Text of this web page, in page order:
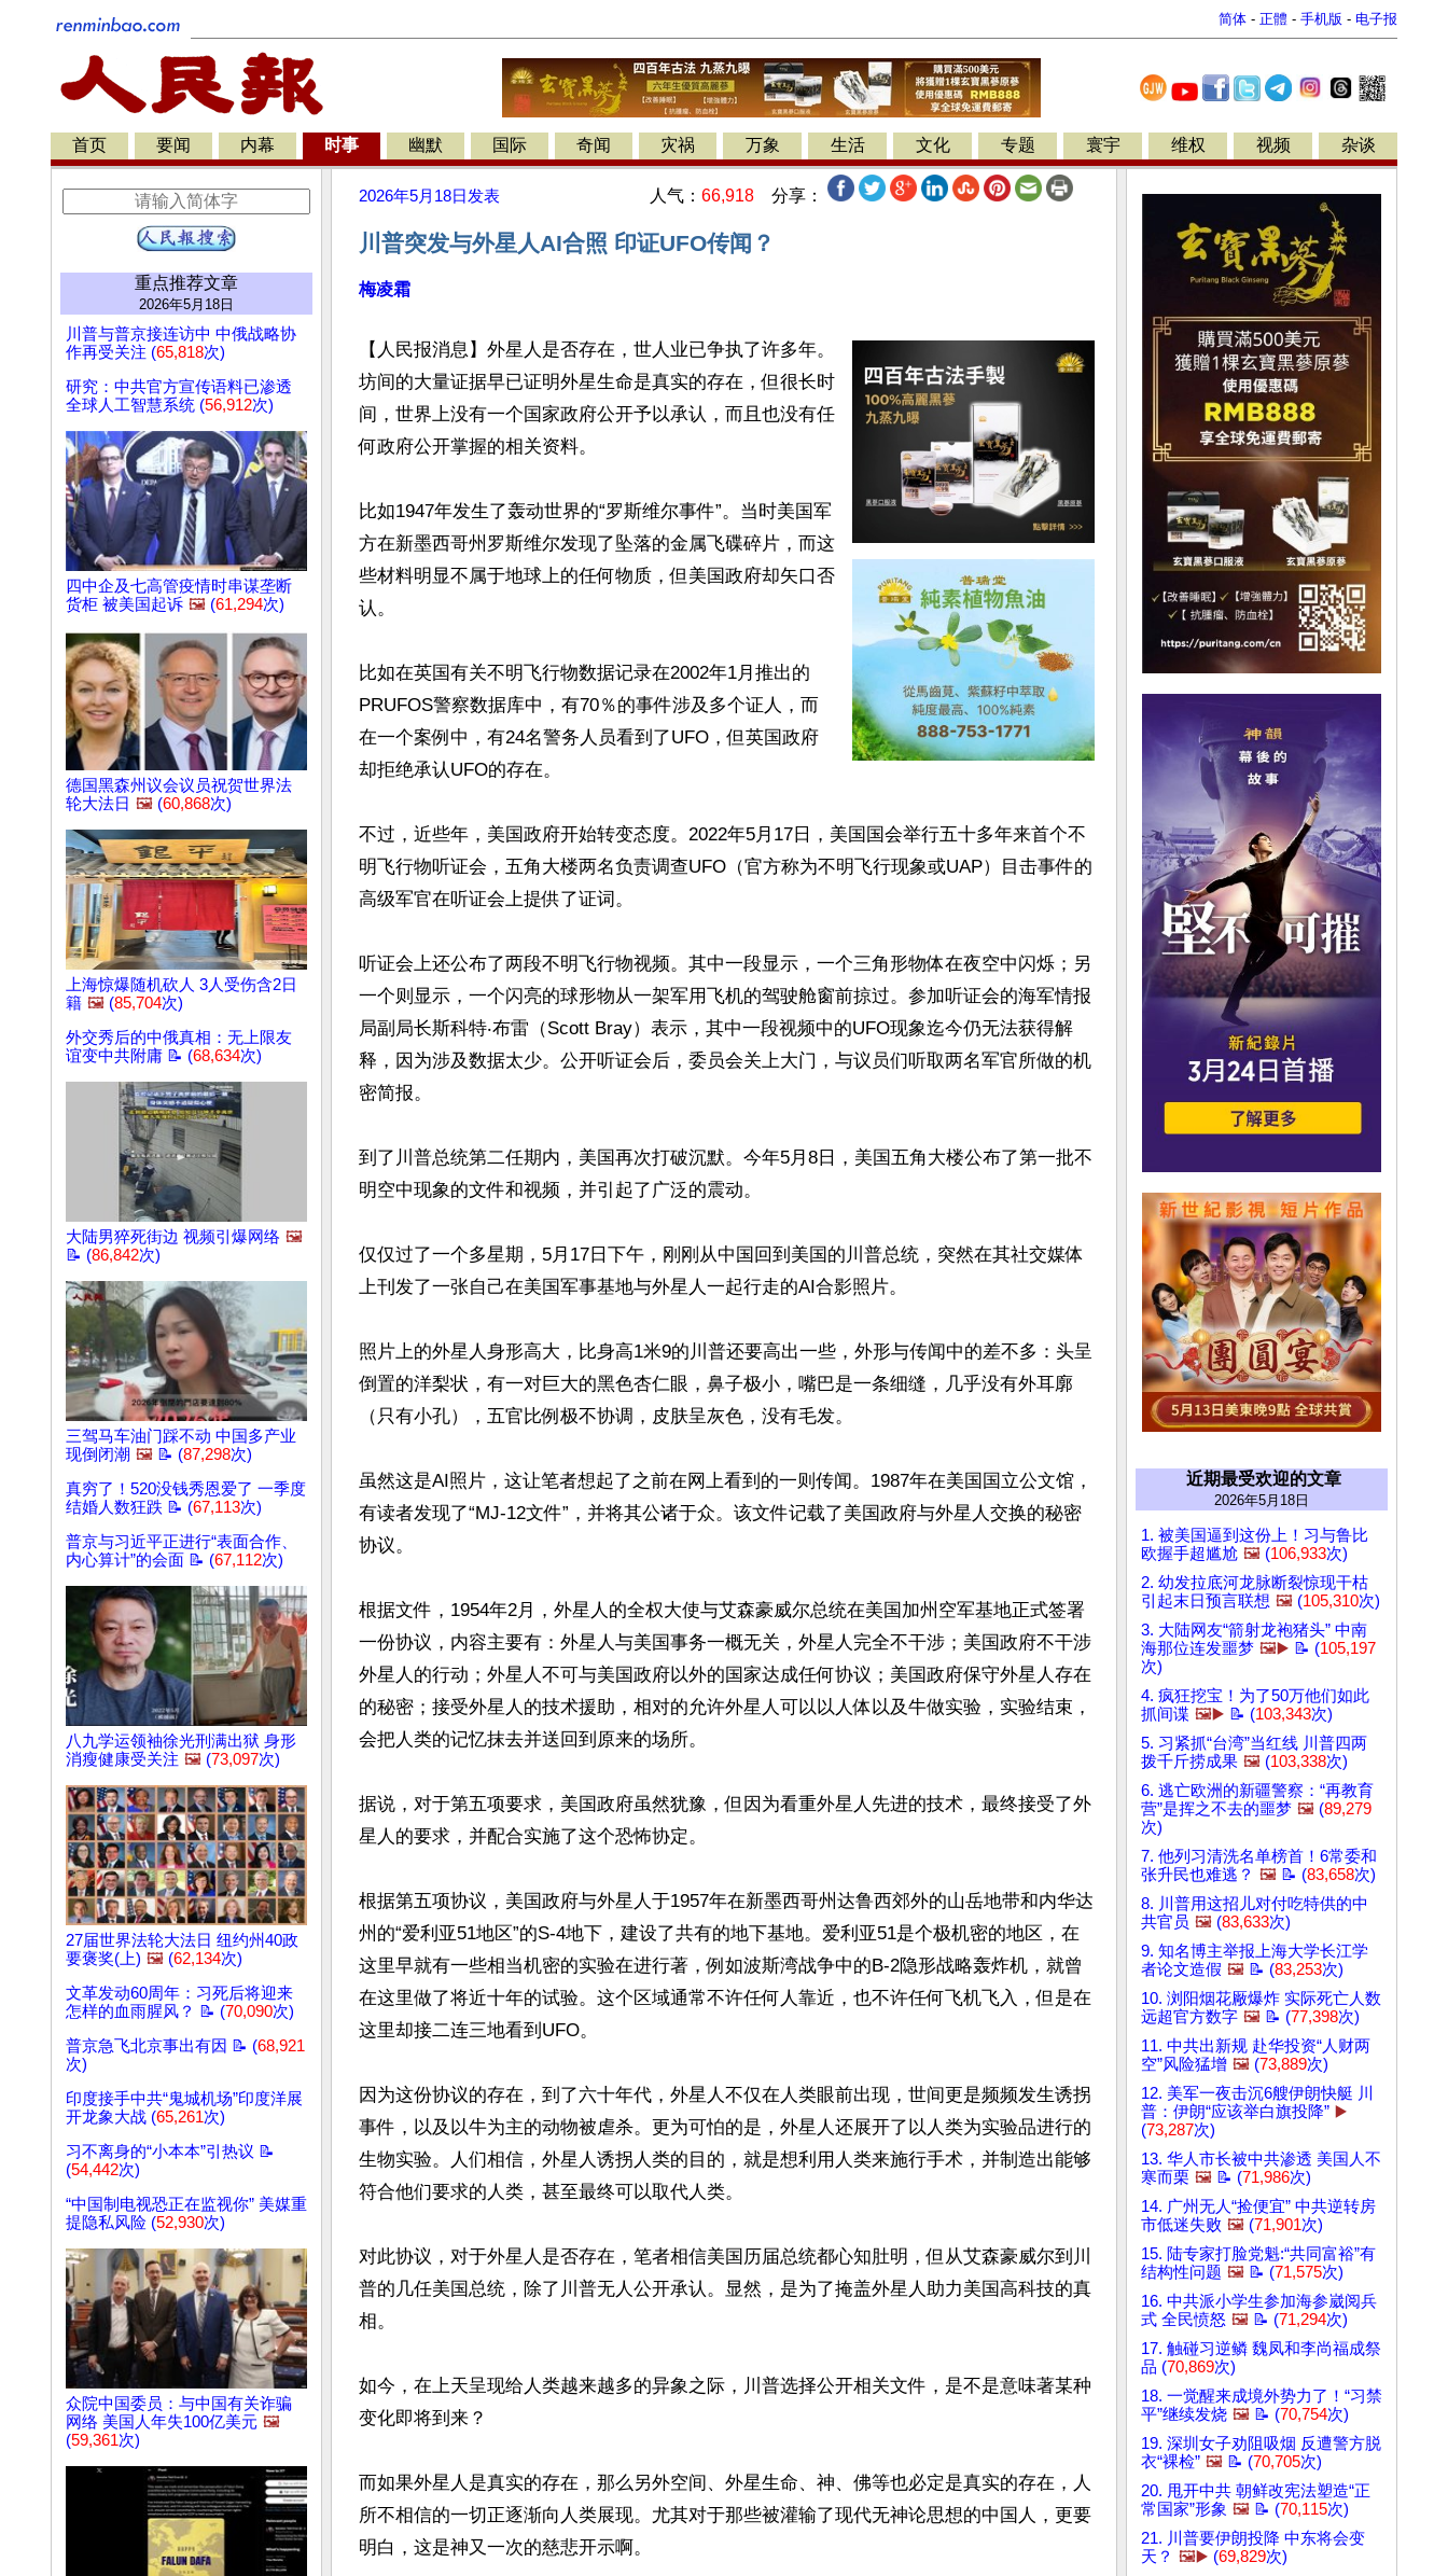
简体 - 正體 - 手机版 - 电子报
首页 要闻 内幕 时事 幽默 国际 奇闻 灾祸 万象 生活 文化 专题 寰宇 维权 视频 杂谈
重点推荐文章
2026年5月18日
川普与普京接连访中 中俄战略协
作再受关注 (65,818次)
研究：中共官方宣传语料已渗透
全球人工智慧系统 (56,912次)
四中企及七高管疫情时串谋垄断
货柜 被美国起诉 🖼️ (61,294次)
德国黑森州议会议员祝贺世界法
轮大法日 🖼️ (60,868次)
上海惊爆随机砍人 3人受伤含2日
籍 🖼️ (85,704次)
外交秀后的中俄真相：无上限友
谊变中共附庸 📝 (68,634次)
大陆男猝死街边 视频引爆网络 🖼️
📝 (86,842次)
三驾马车油门踩不动 中国多产业
现倒闭潮 🖼️ 📝 (87,298次)
真穷了！520没钱秀恩爱了 一季度
结婚人数狂跌 📝 (67,113次)
普京与习近平正进行“表面合作、
内心算计”的会面 📝 (67,112次)
八九学运领袖徐光刑满出狱 身形
消瘦健康受关注 🖼️ (73,097次)
27届世界法轮大法日 纽约州40政
要褒奖(上) 🖼️ (62,134次)
文革发动60周年：习死后将迎来
怎样的血雨腥风？ 📝 (70,090次)
普京急飞北京事出有因 📝 (68,921
次)
印度接手中共“鬼城机场”印度洋展
开龙象大战 (65,261次)
习不离身的“小本本”引热议 📝
(54,442次)
“中国制电视恐正在监视你” 美媒重
提隐私风险 (52,930次)
众院中国委员：与中国有关诈骗
网络 美国人年失100亿美元 🖼️
(59,361次)
2026年5月18日 发表 人气： 66,918 分享：
川普突发与外星人AI合照 印证UFO传闻？
梅凌霜
【人民报消息】外星人是否存在，世人业已争执了许多年。
坊间的大量证据早已证明外星生命是真实的存在，但很长时
间，世界上没有一个国家政府公开予以承认，而且也没有任
何政府公开掌握的相关资料。
比如1947年发生了轰动世界的“罗斯维尔事件”。当时美国军
方在新墨西哥州罗斯维尔发现了坠落的金属飞碟碎片，而这
些材料明显不属于地球上的任何物质，但美国政府却矢口否
认。
比如在英国有关不明飞行物数据记录在2002年1月推出的
PRUFOS警察数据库中，有70％的事件涉及多个证人，而
在一个案例中，有24名警务人员看到了UFO，但英国政府
却拒绝承认UFO的存在。
不过，近些年，美国政府开始转变态度。2022年5月17日，美国国会举行五十多年来首个不
明飞行物听证会，五角大楼两名负责调查UFO（官方称为不明飞行现象或UAP）目击事件的
高级军官在听证会上提供了证词。
听证会上还公布了两段不明飞行物视频。其中一段显示，一个三角形物体在夜空中闪烁；另
一个则显示，一个闪亮的球形物从一架军用飞机的驾驶舱窗前掠过。参加听证会的海军情报
局副局长斯科特‧布雷（Scott Bray）表示，其中一段视频中的UFO现象迄今仍无法获得解
释，因为涉及数据太少。公开听证会后，委员会关上大门，与议员们听取两名军官所做的机
密简报。
到了川普总统第二任期内，美国再次打破沉默。今年5月8日，美国五角大楼公布了第一批不
明空中现象的文件和视频，并引起了广泛的震动。
仅仅过了一个多星期，5月17日下午，刚刚从中国回到美国的川普总统，突然在其社交媒体
上刊发了一张自己在美国军事基地与外星人一起行走的AI合影照片。
照片上的外星人身形高大，比身高1米9的川普还要高出一些，外形与传闻中的差不多：头呈
倒置的洋梨状，有一对巨大的黑色杏仁眼，鼻子极小，嘴巴是一条细缝，几乎没有外耳廓
（只有小孔），五官比例极不协调，皮肤呈灰色，没有毛发。
虽然这是AI照片，这让笔者想起了之前在网上看到的一则传闻。1987年在美国国立公文馆，
有读者发现了“MJ-12文件”，并将其公诸于众。该文件记载了美国政府与外星人交换的秘密
协议。
根据文件，1954年2月，外星人的全权大使与艾森豪威尔总统在美国加州空军基地正式签署
一份协议，内容主要有：外星人与美国事务一概无关，外星人完全不干涉；美国政府不干涉
外星人的行动；外星人不可与美国政府以外的国家达成任何协议；美国政府保守外星人存在
的秘密；接受外星人的技术援助，相对的允许外星人可以以人体以及牛做实验，实验结束，
会把人类的记忆抹去并送回到原来的场所。
据说，对于第五项要求，美国政府虽然犹豫，但因为看重外星人先进的技术，最终接受了外
星人的要求，并配合实施了这个恐怖协定。
根据第五项协议，美国政府与外星人于1957年在新墨西哥州达鲁西郊外的山岳地带和内华达
州的“爱利亚51地区”的S-4地下，建设了共有的地下基地。爱利亚51是个极机密的地区，在
这里早就有一些相当机密的实验在进行著，例如波斯湾战争中的B-2隐形战略轰炸机，就曾
在这里做了将近十年的试验。这个区域通常不许任何人靠近，也不许任何飞机飞入，但是在
这里却接二连三地看到UFO。
因为这份协议的存在，到了六十年代，外星人不仅在人类眼前出现，世间更是频频发生诱拐
事件，以及以牛为主的动物被虐杀。更为可怕的是，外星人还展开了以人类为实验品进行的
生物实验。人们相信，外星人诱拐人类的目的，就是想利用人类来施行手术，并制造出能够
符合他们要求的人类，甚至最终可以取代人类。
对此协议，对于外星人是否存在，笔者相信美国历届总统都心知肚明，但从艾森豪威尔到川
普的几任美国总统，除了川普无人公开承认。显然，是为了掩盖外星人助力美国高科技的真
相。
如今，在上天呈现给人类越来越多的异象之际，川普选择公开相关文件，是不是意味著某种
变化即将到来？
而如果外星人是真实的存在，那么另外空间、外星生命、神、佛等也必定是真实的存在，人
所不相信的一切正逐渐向人类展现。尤其对于那些被灌输了现代无神论思想的中国人，更要
明白，这是神又一次的慈悲开示啊。
近期最受欢迎的文章
2026年5月18日
1. 被美国逼到这份上！习与鲁比
欧握手超尴尬 🖼️ (106,933次)
2. 幼发拉底河龙脉断裂惊现干枯
引起末日预言联想 🖼️ (105,310次)
3. 大陆网友“箭射龙袍猪头” 中南
海那位连发噩梦 🖼️▶️ 📝 (105,197
次)
4. 疯狂挖宝！为了50万他们如此
抓间谍 🖼️▶️ 📝 (103,343次)
5. 习紧抓“台湾”当红线 川普四两
拨千斤捞成果 🖼️ (103,338次)
6. 逃亡欧洲的新疆警察：“再教育
营”是挥之不去的噩梦 🖼️ (89,279
次)
7. 他列习清洗名单榜首！6常委和
张升民也难逃？ 🖼️ 📝 (83,658次)
8. 川普用这招儿对付吃特供的中
共官员 🖼️ (83,633次)
9. 知名博主举报上海大学长江学
者论文造假 🖼️ 📝 (83,253次)
10. 浏阳烟花厰爆炸 实际死亡人数
远超官方数字 🖼️ 📝 (77,398次)
11. 中共出新规 赴华投资“人财两
空”风险猛增 🖼️ (73,889次)
12. 美军一夜击沉6艘伊朗快艇 川
普：伊朗“应该举白旗投降” ▶️
(73,287次)
13. 华人市长被中共渗透 美国人不
寒而栗 🖼️ 📝 (71,986次)
14. 广州无人“捡便宜” 中共逆转房
市低迷失败 🖼️ (71,901次)
15. 陆专家打脸党魁:“共同富裕”有
结构性问题 🖼️ 📝 (71,575次)
16. 中共派小学生参加海参崴阅兵
式 全民愤怒 🖼️ 📝 (71,294次)
17. 触碰习逆鳞 魏凤和李尚福成祭
品 (70,869次)
18. 一觉醒来成境外势力了！“习禁
平”继续发烧 🖼️ 📝 (70,754次)
19. 深圳女子劝阻吸烟 反遭警方脱
衣“裸检” 🖼️ 📝 (70,705次)
20. 甩开中共 朝鲜改宪法塑造“正
常国家”形象 🖼️ 📝 (70,115次)
21. 川普要伊朗投降 中东将会变
天？ 🖼️▶️ (69,829次)